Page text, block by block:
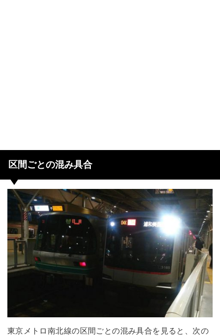
区間ごとの混み具合
東京メトロ南北線の区間ごとの混み具合を見ると、次の